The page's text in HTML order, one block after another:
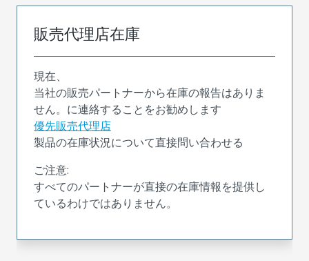
販売代理店在庫
現在、
当社の販売パートナーから在庫の報告はありま
せん。に連絡することをお勧めします
優先販売代理店
製品の在庫状況について直接問い合わせる
ご注意:
すべてのパートナーが直接の在庫情報を提供し
ているわけではありません。